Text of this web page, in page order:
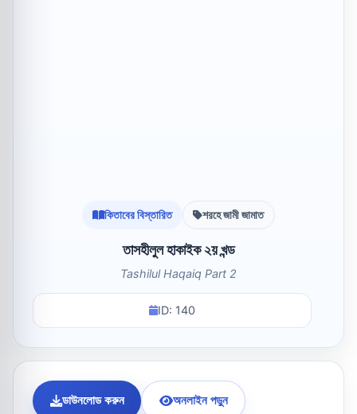
কিতাবের বিস্তারিত শরহে জামী জামাত
তাসহীলুল হাকাইক ২য় খন্ড
Tashilul Haqaiq Part 2
ID: 140
ডাউনলোড করুন অনলাইন পড়ুন